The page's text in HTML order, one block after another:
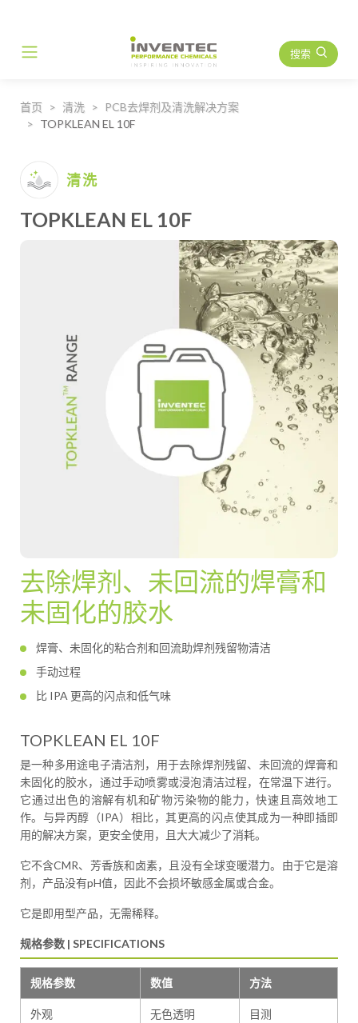
Main Navigation 搜索
首页 清洗
PCB去焊剂及清洗解决方案
TOPKLEAN EL 10F
清洗
TOPKLEAN EL 10F
去除焊剂、未回流的焊膏和
未固化的胶水
焊膏、未固化的粘合剂和回流助焊剂残留物清洁
手动过程
比 IPA 更高的闪点和低气味
TOPKLEAN EL 10F
是一种多用途电子清洁剂，用于去除焊剂残留、未回流的焊膏和
未固化的胶水，通过手动喷雾或浸泡清洁过程，在常温下进行。
它通过出色的溶解有机和矿物污染物的能力，快速且高效地工
作。与异丙醇（IPA）相比，其更高的闪点使其成为一种即插即
用的解决方案，更安全使用，且大大减少了消耗。
它不含CMR、芳香族和卤素，且没有全球变暖潜力。由于它是溶
剂，产品没有pH值，因此不会损坏敏感金属或合金。
它是即用型产品，无需稀释。
规格参数 | SPECIFICATIONS
规格参数 数值 方法
外观 无色透明 目测